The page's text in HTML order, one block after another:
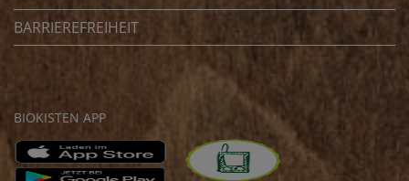
BARRIEREFREIHEIT
BIOKISTEN APP